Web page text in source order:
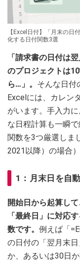
【Excel日付】「月末の日
化する日付関数3選
「請求書の日付は
のプロジェクトは
ら…」。 そんな日付
Excelには、カレン
がいます。手入力
な日程計算も一瞬
関数を3つ厳選しま
2021以降）の場合）
1：月末日を自
開始日から起算し
「最終日」に対応
数です。 例えば「
の日付の「翌月末
か、あるいは30日